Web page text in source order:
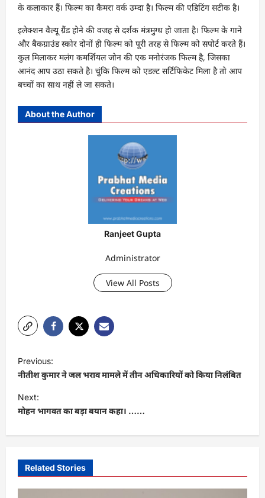
के कलाकार हैं। फिल्म का कैमरा वर्क उम्दा है। फिल्म की एडिटिंग सटीक है।
इलेक्शन वैल्यू ग्रैंड होने की वजह से दर्शक मंत्रमुग्ध हो जाता है। फिल्म के गाने
और बैकग्राउंड स्कोर दोनों ही फिल्म को पूरी तरह से फिल्म को सपोर्ट करते हैं।
कुल मिलाकर मलंग कमर्शियल जोन की एक मनोरंजक फिल्म है, जिसका
आनंद आप उठा सकते है। चुंकि फिल्म को एडल्ट सर्टिफिकेट मिला है तो आप
बच्चों का साथ नहीं ले जा सकते।
About the Author
Ranjeet Gupta
Administrator
View All Posts
o
s
t
v
Previous:
नीतीश कुमार ने जल भराव मामले में तीन अधिकारियों को किया निलंबित
Next:
मोहन भागवत का बड़ा बयान कहा। ……
Related Stories